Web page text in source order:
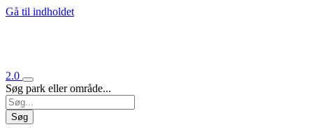
Gå til indholdet
2.0
Søg park eller område...
Søg